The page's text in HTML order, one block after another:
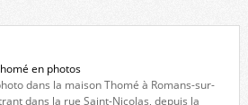
en photos
dans la maison Thomé à Romans-sur-
dans la rue Saint-Nicolas, depuis la